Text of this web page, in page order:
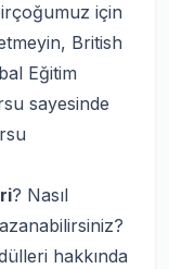
için
British
Eğitim
sayesinde
? Nasıl
hakkında